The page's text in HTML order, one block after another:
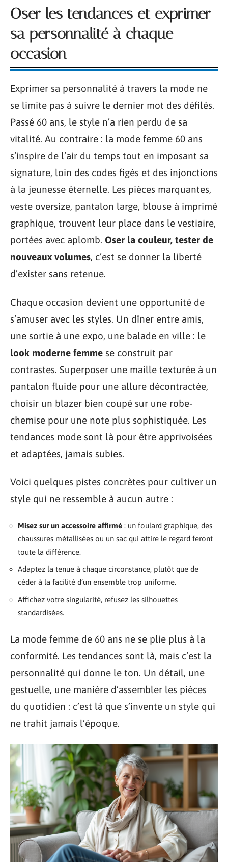
Oser les tendances et exprimer
sa personnalité à chaque
occasion
Exprimer sa personnalité à travers la mode ne
se limite pas à suivre le dernier mot des défilés.
Passé 60 ans, le style n’a rien perdu de sa
vitalité. Au contraire : la mode femme 60 ans
s’inspire de l’air du temps tout en imposant sa
signature, loin des codes figés et des injonctions
à la jeunesse éternelle. Les pièces marquantes,
veste oversize, pantalon large, blouse à imprimé
graphique, trouvent leur place dans le vestiaire,
portées avec aplomb. Oser la couleur, tester de
nouveaux volumes, c’est se donner la liberté
d’exister sans retenue.
Chaque occasion devient une opportunité de
s’amuser avec les styles. Un dîner entre amis,
une sortie à une expo, une balade en ville : le
look moderne femme se construit par
contrastes. Superposer une maille texturée à un
pantalon fluide pour une allure décontractée,
choisir un blazer bien coupé sur une robe-
chemise pour une note plus sophistiquée. Les
tendances mode sont là pour être apprivoisées
et adaptées, jamais subies.
Voici quelques pistes concrètes pour cultiver un
style qui ne ressemble à aucun autre :
Misez sur un accessoire affirmé : un foulard graphique, des
chaussures métallisées ou un sac qui attire le regard feront
toute la différence.
Adaptez la tenue à chaque circonstance, plutôt que de
céder à la facilité d’un ensemble trop uniforme.
Affichez votre singularité, refusez les silhouettes
standardisées.
La mode femme de 60 ans ne se plie plus à la
conformité. Les tendances sont là, mais c’est la
personnalité qui donne le ton. Un détail, une
gestuelle, une manière d’assembler les pièces
du quotidien : c’est là que s’invente un style qui
ne trahit jamais l’époque.